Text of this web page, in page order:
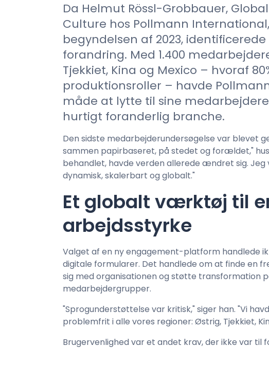
Da Helmut Rössl-Grobbauer,
Culture hos Pollmann
begyndelsen af 2023,
forandring. Med 1.400
Tjekkiet, Kina og Mexico – hvoraf
produktionsroller – havde
måde at lytte til sine
hurtigt foranderlig branche.
Den sidste medarbejderundersøgelse var blevet
sammen papirbaseret, på stedet og forældet,"
behandlet, havde verden allerede ændret sig.
dynamisk, skalerbart og globalt."
Et globalt værktøj til
arbejdsstyrke
Valget af en ny engagement-platform handlede
digitale formularer. Det handlede om at finde en
sig med organisationen og støtte transformation
medarbejdergrupper.
"Sprogunderstøttelse var kritisk," siger han. "Vi
problemfrit i alle vores regioner: Østrig, Tjekkiet,
Brugervenlighed var et andet krav, der ikke var til